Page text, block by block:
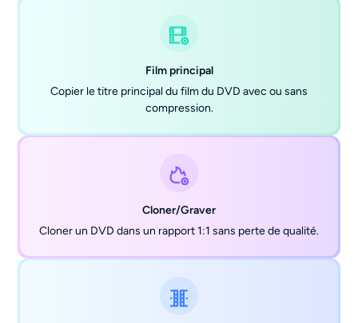
Film principal
Copier le titre principal du film du DVD avec ou sans
compression.
Cloner/Graver
Cloner un DVD dans un rapport 1:1 sans perte de qualité.